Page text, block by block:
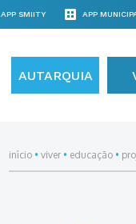
APP SMIITY APP
AUTARQUIA
início•viver• educação•